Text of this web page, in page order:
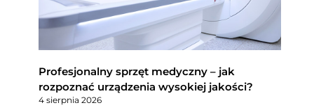
Profesjonalny sprzęt medyczny – jak
rozpoznać urządzenia wysokiej jakości?
4 sierpnia 2026